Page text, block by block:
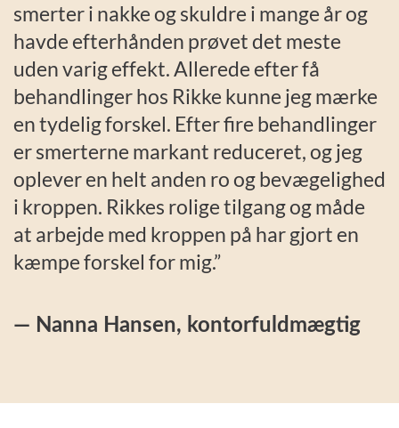
smerter i nakke og skuldre i mange år og
havde efterhånden prøvet det meste
uden varig effekt. Allerede efter få
behandlinger hos Rikke kunne jeg mærke
en tydelig forskel. Efter fire behandlinger
er smerterne markant reduceret, og jeg
oplever en helt anden ro og bevægelighed
i kroppen. Rikkes rolige tilgang og måde
at arbejde med kroppen på har gjort en
kæmpe forskel for mig.”
— Nanna Hansen, kontorfuldmægtig